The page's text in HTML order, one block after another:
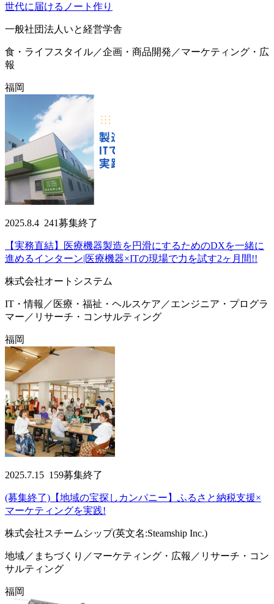
世代に届けるノート作り
一般社団法人いと経営学舎
食・ライフスタイル／企画・商品開発／マーケティング・広
報
福岡
2025.8.4 241募集終了
【実務直結】医療機器製造を円滑にするためのDXを一緒に
進めるインターン|医療機器×ITの現場で力を試す2ヶ月間!!
株式会社オートシステム
IT・情報／医療・福祉・ヘルスケア／エンジニア・プログラ
マー／リサーチ・コンサルティング
福岡
2025.7.15 159募集終了
(募集終了)【地域の宝探しカンパニー】ふるさと納税支援×
マーケティングを実践!
株式会社スチームシップ(英文名:Steamship Inc.)
地域／まちづくり／マーケティング・広報／リサーチ・コン
サルティング
福岡